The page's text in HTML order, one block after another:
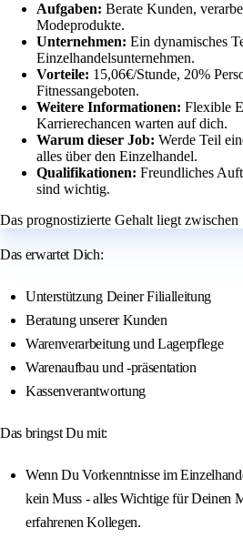
Aufgaben: Berate Kunden,
Modeprodukte.
Unternehmen: Ein dynamisches
Einzelhandelsunternehmen.
Vorteile: 15,06€/Stunde, 20%
Fitnessangeboten.
Weitere Informationen: Flexible
Karrierechancen warten auf dich.
Warum dieser Job: Werde Teil
alles über den Einzelhandel.
Qualifikationen: Freundliches
sind wichtig.
Das prognostizierte Gehalt liegt
Das erwartet Dich:
Unterstützung Deiner Filialleitung
Beratung unserer Kunden
Warenverarbeitung und Lagerpflege
Warenaufbau und -präsentation
Kassenverantwortung
Das bringst Du mit:
Wenn Du Vorkenntnisse im
kein Muss - alles Wichtige für Deinen
erfahrenen Kollegen.